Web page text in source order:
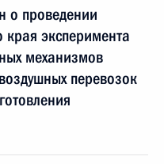
о проведении
края эксперимента
механизмов
перевозок